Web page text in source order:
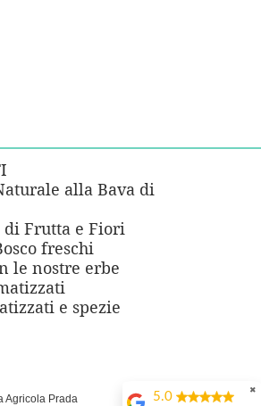
alla Bava di
di Frutta e Fiori
freschi
le nostre erbe
e spezie
Agricola Prada
✖
5.0